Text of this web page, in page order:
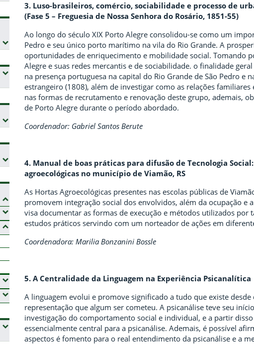
SUBMENUS)
SUBMENUS)
submenus)
SUBMENUS)
3. Luso-brasileiros, comércio, sociabilidade e processo de
(Fase 5 – Freguesia de Nossa Senhora do Rosário, 1851-55)
Ao longo do século XIX Porto Alegre consolidou-se como um
Pedro e seu único porto marítimo na vila do Rio Grande. A
oportunidades de enriquecimento e mobilidade social. Tomando
Alegre e suas redes mercantis e de sociabilidade. o finalidade
na presença portuguesa na capital do Rio Grande de São Pedro
estrangeiro (1808), além de investigar como as relações
nas formas de recrutamento e renovação deste grupo, ademais,
de Porto Alegre durante o período abordado.
Coordenador: Gabriel Santos Berute
4. Manual de boas práticas para difusão de Tecnologia
agroecológicas no município de Viamão, RS
As Hortas Agroecológicas presentes nas escolas públicas de
promovem integração social dos envolvidos, além da ocupação e
visa documentar as formas de execução e métodos utilizados
estudos práticos servindo com um norteador de ações em
Coordenadora: Marilia Bonzanini Bossle
5. A Centralidade da Linguagem na Experiência Psicanalítica
A linguagem evolui e promove significado a tudo que existe
representação que algum ser cometeu. A psicanálise teve seu
investigação do comportamento social e individual, e a partir
essencialmente central para a psicanálise. Ademais, é possível
aspectos é fomento para o real entendimento da psicanálise e a